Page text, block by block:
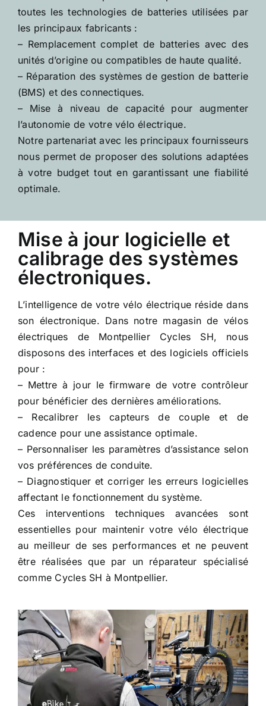
toutes les technologies de batteries utilisées par
les principaux fabricants :
– Remplacement complet de batteries avec des
unités d’origine ou compatibles de haute qualité.
– Réparation des systèmes de gestion de batterie
(BMS) et des connectiques.
– Mise à niveau de capacité pour augmenter
l’autonomie de votre vélo électrique.
Notre partenariat avec les principaux fournisseurs
nous permet de proposer des solutions adaptées
à votre budget tout en garantissant une fiabilité
optimale.
Mise à jour logicielle et
calibrage des systèmes
électroniques.
L’intelligence de votre vélo électrique réside dans
son électronique. Dans notre magasin de vélos
électriques de Montpellier Cycles SH, nous
disposons des interfaces et des logiciels officiels
pour :
– Mettre à jour le firmware de votre contrôleur
pour bénéficier des dernières améliorations.
– Recalibrer les capteurs de couple et de
cadence pour une assistance optimale.
– Personnaliser les paramètres d’assistance selon
vos préférences de conduite.
– Diagnostiquer et corriger les erreurs logicielles
affectant le fonctionnement du système.
Ces interventions techniques avancées sont
essentielles pour maintenir votre vélo électrique
au meilleur de ses performances et ne peuvent
être réalisées que par un réparateur spécialisé
comme Cycles SH à Montpellier.